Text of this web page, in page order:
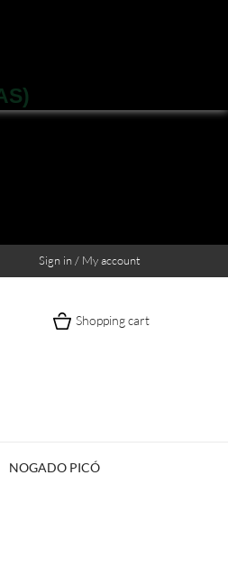
Sign in / My account
Shopping cart
NOGADO PICÓ